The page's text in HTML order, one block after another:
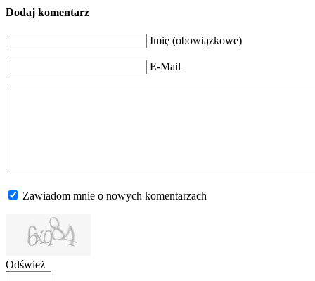
Dodaj komentarz
Imię (obowiązkowe)
E-Mail
Zawiadom mnie o nowych komentarzach
Odśwież